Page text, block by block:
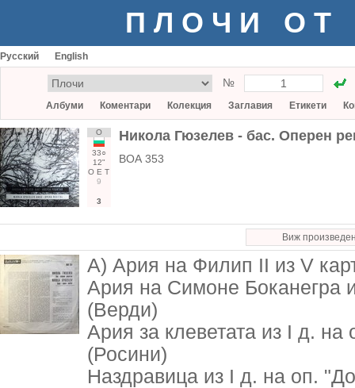
ПЛОЧИ ОТ
Русский English
№
Албуми Коментари Колекция Заглавия Етикети
О
33○
12"
О Е Т
9
3
Никола Гюзелев - бас. Оперен
ВОА 353
Виж
А) Ария на Филип II из V
Ария на Симоне Боканегра
(Верди)
Ария за клеветата из I д.
(Росини)
Наздравица из I д. на оп.